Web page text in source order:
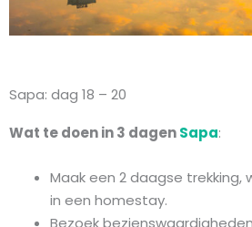
Sapa: dag 18 – 20
Wat te doen in 3 dagenSapa:
Maak een 2 daagse trekking,
in een homestay.